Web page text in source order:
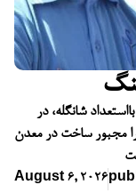
شانگله، در
اما فقر او را مجبور ساخت در معدن
August 6, 2026